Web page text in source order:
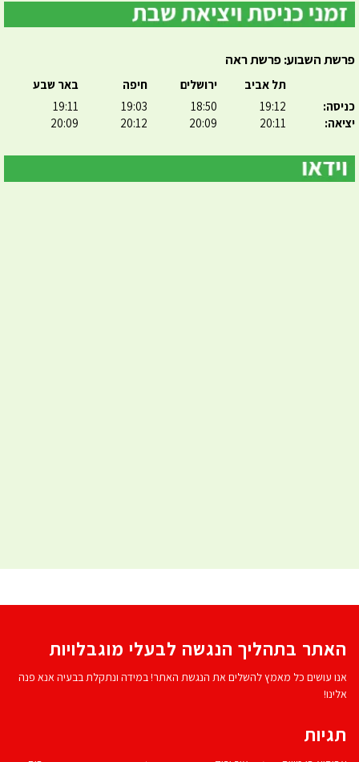
פרשת השבוע: פרשת ראה
כניסה:
יציאה:
תל אביב
19:12
20:11
ירושלים
18:50
20:09
חיפה
19:03
20:12
באר שבע
19:11
20:09
האתר בתהליך הנגשה לבעלי מוגבלויות
אנו עושים כל מאמץ להשלים את הנגשת האתר! במידה ונתקלת בבעיה אנא פנה
אלינו!
תגיות